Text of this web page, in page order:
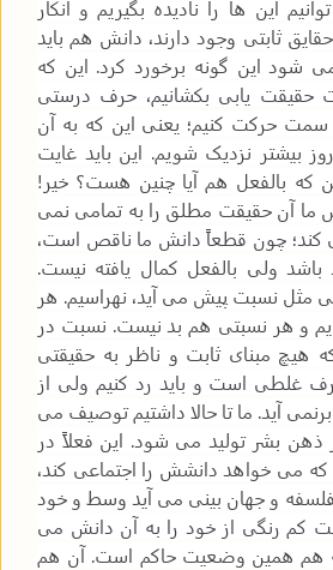
این ها را نادیده بگیریم و انکار
ثابتی وجود دارند، دانش هم باید
شود این گونه برخورد کرد. این که
حقیقت یابی بکشانیم، حرف درستی
سمت حرکت کنیم؛ یعنی این که به آن
بیشتر نزدیک شویم. این باید غایت
که بالفعل هم آیا چنین هست؟ خیر!
ما آن حقیقت مطلق را به تمامی نمی
کند؛ چون قطعاً دانش ما ناقص است،
ولی بالفعل کمال یافته نیست.
مثل نسبت پیش می آید، نهراسیم. هر
و هر نسبتی هم بد نیست. نسبت در
هیچ مبنای ثابت و ناظر به حقیقتی
غلطی است و باید رد کنیم ولی از
آید. ما تا حالا داشتیم توصیف می
ذهن بشر تولید می شود. این فعلاً در
می خواهد دانشش را اجتماعی کند،
و جهان بینی می آید وسط و خود
کم رنگی از خود را به آن دانش می
هم همین وضعیت حاکم است. آن هم